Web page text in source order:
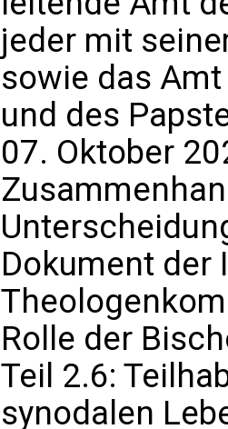
jeder mit
sowie das
und des
07. Oktober
Dokument der
Rolle der
Teil 2.6:
synodalen